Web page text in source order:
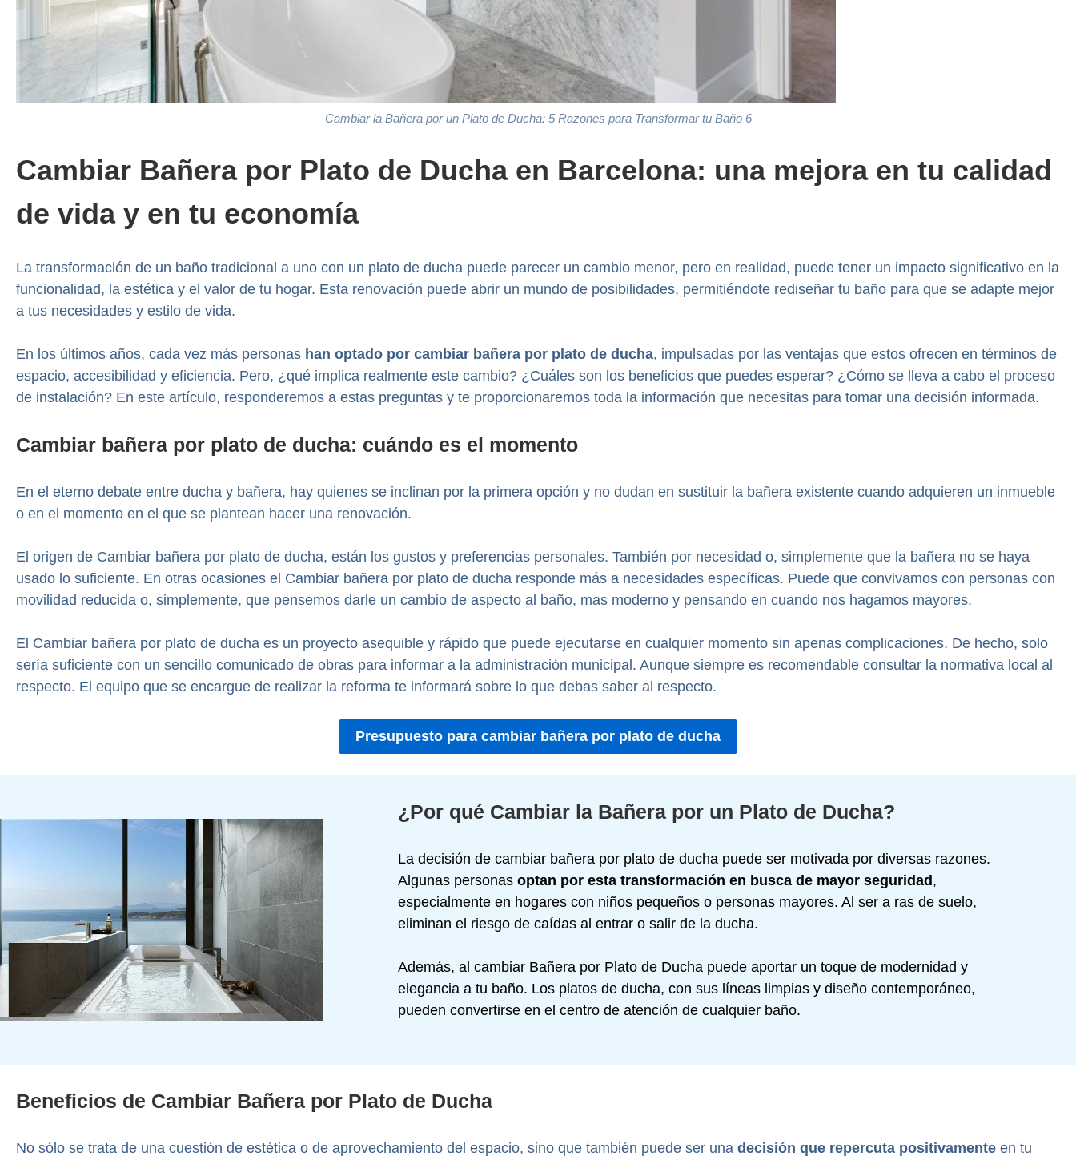
Cambiar la Bañera por un Plato de Ducha: 5 Razones para Transformar tu Baño 6
Cambiar Bañera por Plato de Ducha en Barcelona: una mejora en tu calidad
de vida y en tu economía
La transformación de un baño tradicional a uno con un plato de ducha puede parecer un cambio menor, pero en realidad, puede tener un impacto significativo en la
funcionalidad, la estética y el valor de tu hogar. Esta renovación puede abrir un mundo de posibilidades, permitiéndote rediseñar tu baño para que se adapte mejor
a tus necesidades y estilo de vida.
En los últimos años, cada vez más personas han optado por cambiar bañera por plato de ducha, impulsadas por las ventajas que estos ofrecen en términos de
espacio, accesibilidad y eficiencia. Pero, ¿qué implica realmente este cambio? ¿Cuáles son los beneficios que puedes esperar? ¿Cómo se lleva a cabo el proceso
de instalación? En este artículo, responderemos a estas preguntas y te proporcionaremos toda la información que necesitas para tomar una decisión informada.
Cambiar bañera por plato de ducha: cuándo es el momento
En el eterno debate entre ducha y bañera, hay quienes se inclinan por la primera opción y no dudan en sustituir la bañera existente cuando adquieren un inmueble
o en el momento en el que se plantean hacer una renovación.
El origen de Cambiar bañera por plato de ducha, están los gustos y preferencias personales. También por necesidad o, simplemente que la bañera no se haya
usado lo suficiente. En otras ocasiones el Cambiar bañera por plato de ducha responde más a necesidades específicas. Puede que convivamos con personas con
movilidad reducida o, simplemente, que pensemos darle un cambio de aspecto al baño, mas moderno y pensando en cuando nos hagamos mayores.
El Cambiar bañera por plato de ducha es un proyecto asequible y rápido que puede ejecutarse en cualquier momento sin apenas complicaciones. De hecho, solo
sería suficiente con un sencillo comunicado de obras para informar a la administración municipal. Aunque siempre es recomendable consultar la normativa local al
respecto. El equipo que se encargue de realizar la reforma te informará sobre lo que debas saber al respecto.
Presupuesto para cambiar bañera por plato de ducha
¿Por qué Cambiar la Bañera por un Plato de Ducha?
La decisión de cambiar bañera por plato de ducha puede ser motivada por diversas razones.
Algunas personasoptan por esta transformación en busca de mayor seguridad,
especialmente en hogares con niños pequeños o personas mayores. Al ser a ras de suelo,
eliminan el riesgo de caídas al entrar o salir de la ducha.
Además, al cambiar Bañera por Plato de Ducha puede aportar un toque de modernidad y
elegancia a tu baño. Los platos de ducha, con sus líneas limpias y diseño contemporáneo,
pueden convertirse en el centro de atención de cualquier baño.
Beneficios de Cambiar Bañera por Plato de Ducha
No sólo se trata de una cuestión de estética o de aprovechamiento del espacio, sino que también puede ser una decisión que repercuta positivamente en tu